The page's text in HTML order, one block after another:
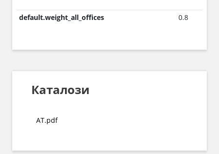
default.weight_all_offices 0.8
Каталози
AT.pdf